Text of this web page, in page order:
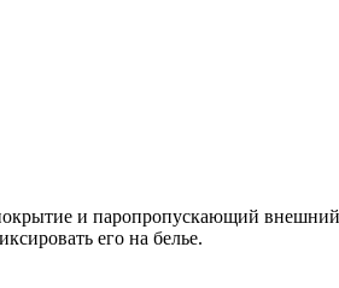
и паропропускающий
его на белье.